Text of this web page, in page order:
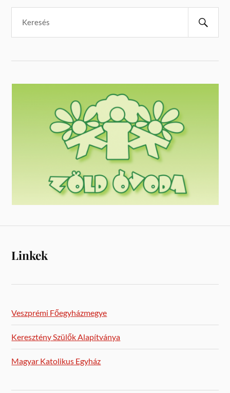
Linkek
Veszprémi Főegyházmegye
Keresztény Szülők Alapítványa
Magyar Katolikus Egyház